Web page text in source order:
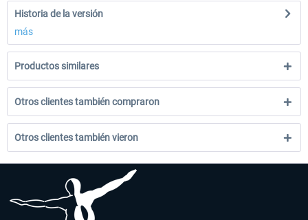
Historia de la versión
más
Productos similares
Otros clientes también compraron
Otros clientes también vieron